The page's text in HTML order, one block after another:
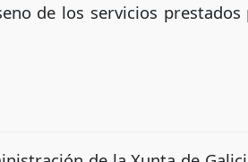
de los servicios prestados